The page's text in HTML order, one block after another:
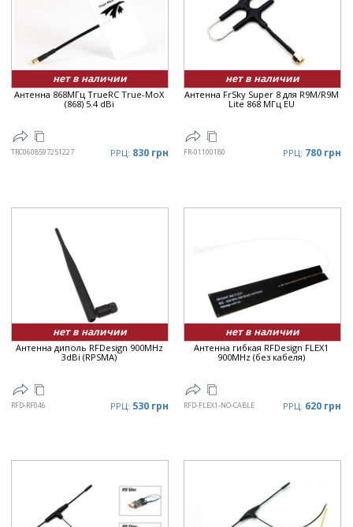
нет в наличии
Антенна 868МГц TrueRC True-MoX
(868) 5.4 dBi
TRC0608597251227 РРЦ: 830 грн
нет в наличии
Антенна FrSky Super 8 для R9M/R9M
Lite 868 МГц EU
FR-01100180 РРЦ: 780 грн
нет в наличии
Антенна диполь RFDesign 900MHz
3dBi (RPSMA)
RFD-RF046 РРЦ: 530 грн
нет в наличии
Антенна гибкая RFDesign FLEX1
900MHz (без кабеля)
RFD-FLEX1-NO-CABLE РРЦ: 620 грн